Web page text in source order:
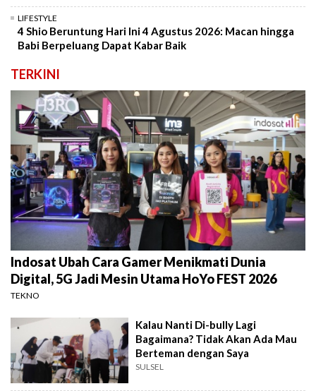
LIFESTYLE
4 Shio Beruntung Hari Ini 4 Agustus 2026: Macan hingga
Babi Berpeluang Dapat Kabar Baik
TERKINI
Indosat Ubah Cara Gamer Menikmati Dunia
Digital, 5G Jadi Mesin Utama HoYo FEST 2026
TEKNO
Kalau Nanti Di-bully Lagi
Bagaimana? Tidak Akan Ada Mau
Berteman dengan Saya
SULSEL